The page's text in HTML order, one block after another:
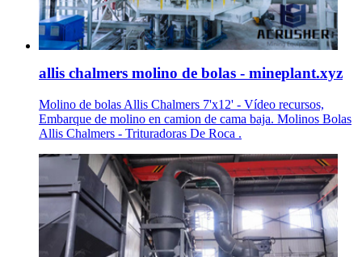
allis chalmers molino de bolas - mineplant.xyz
Molino de bolas Allis Chalmers 7'x12' - Vídeo recursos,
Embarque de molino en camion de cama baja. Molinos Bolas
Allis Chalmers - Trituradoras De Roca .